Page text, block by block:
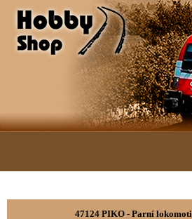
47124 PIKO - Parní